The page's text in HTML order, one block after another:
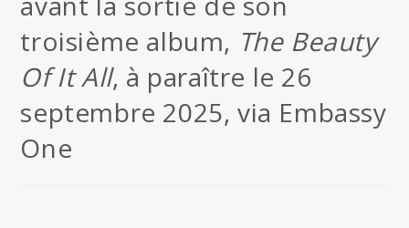
troisième album, The Beauty
Of It All, à paraître le 26
septembre 2025, via Embassy
One